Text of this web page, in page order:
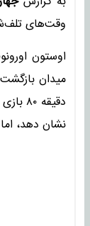
وقت‌های
اوستون
نشان دهد،